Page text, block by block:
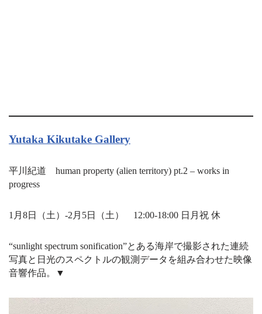
Yutaka Kikutake Gallery
平川紀道 human property (alien territory) pt.2 – works in
progress
1月8日（土）-2月5日（土） 12:00-18:00 日月祝 休
“sunlight spectrum sonification”とある海岸で撮影された連続
写真と日光のスペクトルの観測データを組み合わせた映像
音響作品。▼